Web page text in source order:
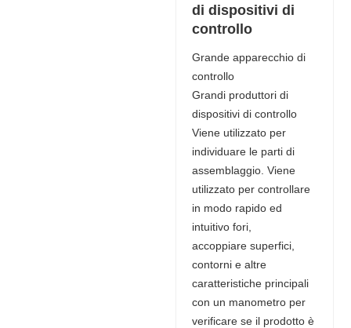
di dispositivi di
controllo
Grande apparecchio di
controllo
Grandi produttori di
dispositivi di controllo
Viene utilizzato per
individuare le parti di
assemblaggio. Viene
utilizzato per controllare
in modo rapido ed
intuitivo fori,
accoppiare superfici,
contorni e altre
caratteristiche principali
con un manometro per
verificare se il prodotto è